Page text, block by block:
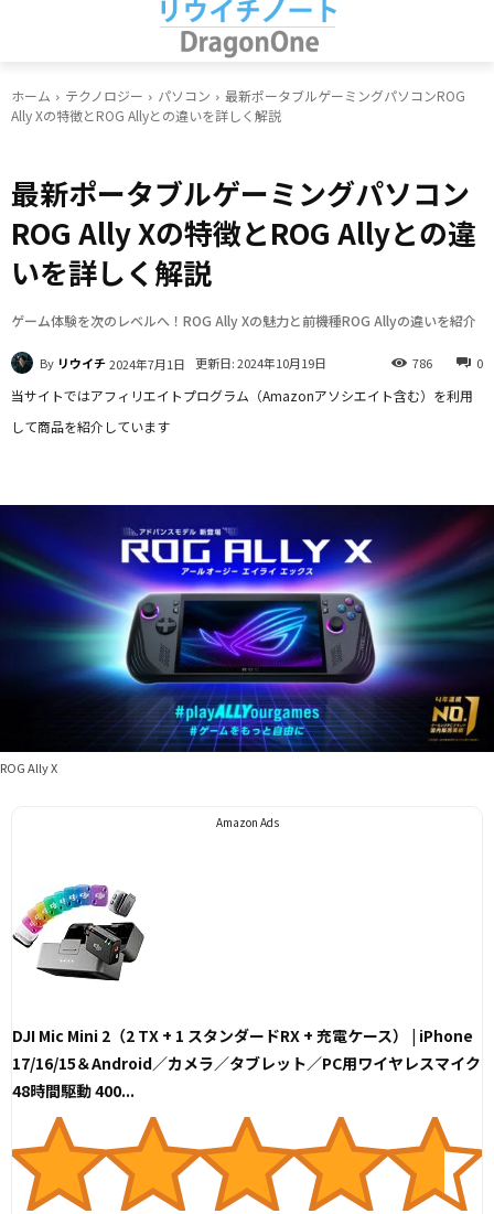
ホーム テクノロジー パソコン
最新ポータブルゲーミングパソコンROG
Ally Xの特徴とROG Allyとの違いを詳しく解説
最新ポータブルゲーミングパソコン
ROG Ally Xの特徴とROG Allyとの違
いを詳しく解説
ゲーム体験を次のレベルへ！ROG Ally Xの魅力と前機種ROG Allyの違いを紹介
By リウイチ2024年7月1日 更新日:2024年10月19日 0
786
当サイトではアフィリエイトプログラム（Amazonアソシエイト含む）を利用
して商品を紹介しています
ROG Ally X
Amazon Ads
DJI Mic Mini 2（2 TX + 1 スタンダードRX + 充電ケース） | iPhone
17/16/15＆Android／カメラ／タブレット／PC用ワイヤレスマイク
48時間駆動 400...